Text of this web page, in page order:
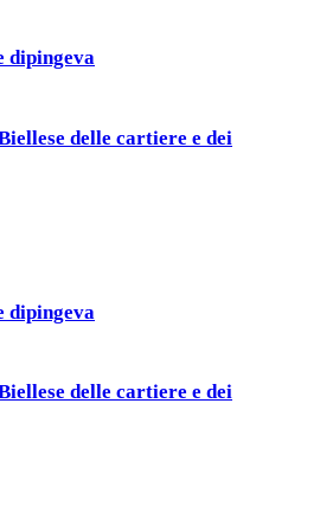
dipingeva
delle cartiere e dei
dipingeva
delle cartiere e dei